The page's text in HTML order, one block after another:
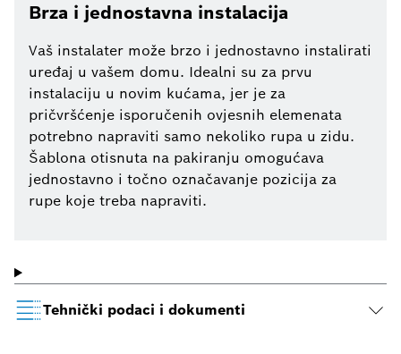
Brza i jednostavna instalacija
Vaš instalater može brzo i jednostavno instalirati
uređaj u vašem domu. Idealni su za prvu
instalaciju u novim kućama, jer je za
pričvršćenje isporučenih ovjesnih elemenata
potrebno napraviti samo nekoliko rupa u zidu.
Šablona otisnuta na pakiranju omogućava
jednostavno i točno označavanje pozicija za
rupe koje treba napraviti.
Tehnički podaci i dokumenti